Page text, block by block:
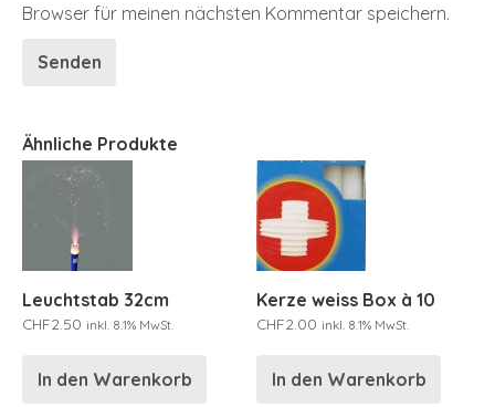
Browser für meinen nächsten Kommentar speichern.
Ähnliche Produkte
Leuchtstab 32cm
CHF2.50 inkl. 8.1% MwSt.
In den Warenkorb
Kerze weiss Box à 10
CHF2.00 inkl. 8.1% MwSt.
In den Warenkorb